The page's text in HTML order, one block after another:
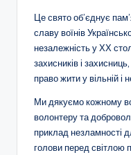
о
т
и
ч
н
о
Це свято об’єднує
славу воїнів
незалежність у ХХ
захисників і
право жити у вільній і
Ми дякуємо кожному
волонтеру та
приклад незламності
голови перед світлою